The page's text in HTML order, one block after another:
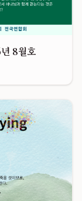
8월호